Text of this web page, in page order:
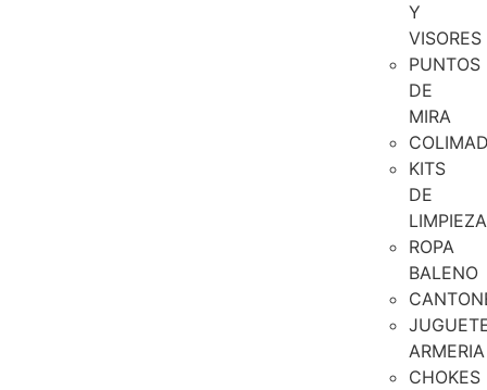
Y
VISORES
PUNTOS
DE
MIRA
KITS
DE
LIMPIEZA
ROPA
BALENO
ARMERIA
CHOKES